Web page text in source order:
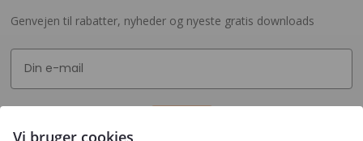
Genvejen til rabatter, nyheder og nyeste gratis downloads